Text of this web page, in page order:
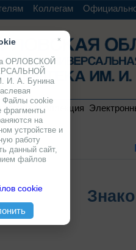
Коллегам
коллекция
×
ОРЛОВСКОЙ
А. Бунина
Файлы cookie
фрагменты
на
устройстве и
работу
данный сайт,
файлов
cookie